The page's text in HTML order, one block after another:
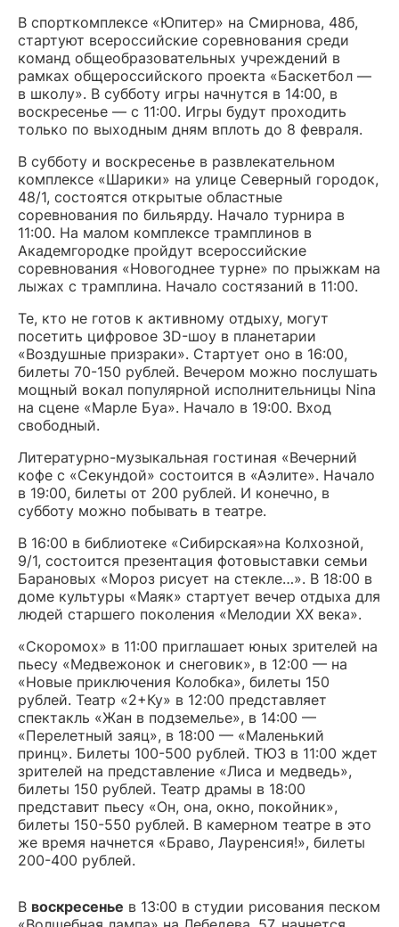
В спорткомплексе «Юпитер» на Смирнова, 48б,
стартуют всероссийские соревнования среди
команд общеобразовательных учреждений в
рамках общероссийского проекта «Баскетбол —
в школу». В субботу игры начнутся в 14:00, в
воскресенье — с 11:00. Игры будут проходить
только по выходным дням вплоть до 8 февраля.
В субботу и воскресенье в развлекательном
комплексе «Шарики» на улице Северный городок,
48/1, состоятся открытые областные
соревнования по бильярду. Начало турнира в
11:00. На малом комплексе трамплинов в
Академгородке пройдут всероссийские
соревнования «Новогоднее турне» по прыжкам на
лыжах с трамплина. Начало состязаний в 11:00.
Те, кто не готов к активному отдыху, могут
посетить цифровое 3D-шоу в планетарии
«Воздушные призраки». Стартует оно в 16:00,
билеты 70-150 рублей. Вечером можно послушать
мощный вокал популярной исполнительницы Nina
на сцене «Марле Буа». Начало в 19:00. Вход
свободный.
Литературно-музыкальная гостиная «Вечерний
кофе с «Секундой» состоится в «Аэлите». Начало
в 19:00, билеты от 200 рублей. И конечно, в
субботу можно побывать в театре.
В 16:00 в библиотеке «Сибирская»на Колхозной,
9/1, состоится презентация фотовыставки семьи
Барановых «Мороз рисует на стекле…». В 18:00 в
доме культуры «Маяк» стартует вечер отдыха для
людей старшего поколения «Мелодии ХХ века».
«Скоромох» в 11:00 приглашает юных зрителей на
пьесу «Медвежонок и снеговик», в 12:00 — на
«Новые приключения Колобка», билеты 150
рублей. Театр «2+Ку» в 12:00 представляет
спектакль «Жан в подземелье», в 14:00 —
«Перелетный заяц», в 18:00 — «Маленький
принц». Билеты 100-500 рублей. ТЮЗ в 11:00 ждет
зрителей на представление «Лиса и медведь»,
билеты 150 рублей. Театр драмы в 18:00
представит пьесу «Он, она, окно, покойник»,
билеты 150-550 рублей. В камерном театре в это
же время начнется «Браво, Лауренсия!», билеты
200-400 рублей.
В воскресенье в 13:00 в студии рисования песком